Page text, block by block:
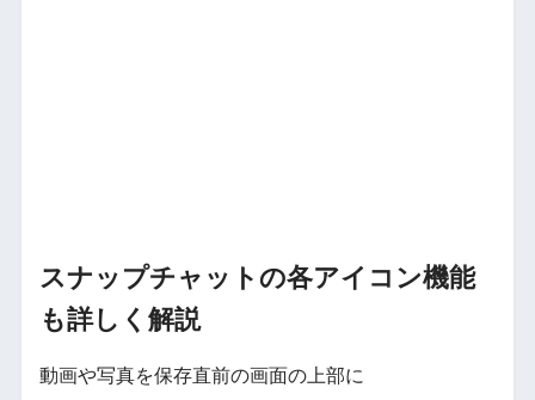
スナップチャットの各アイコン機能
も詳しく解説
動画や写真を保存直前の画面の上部に